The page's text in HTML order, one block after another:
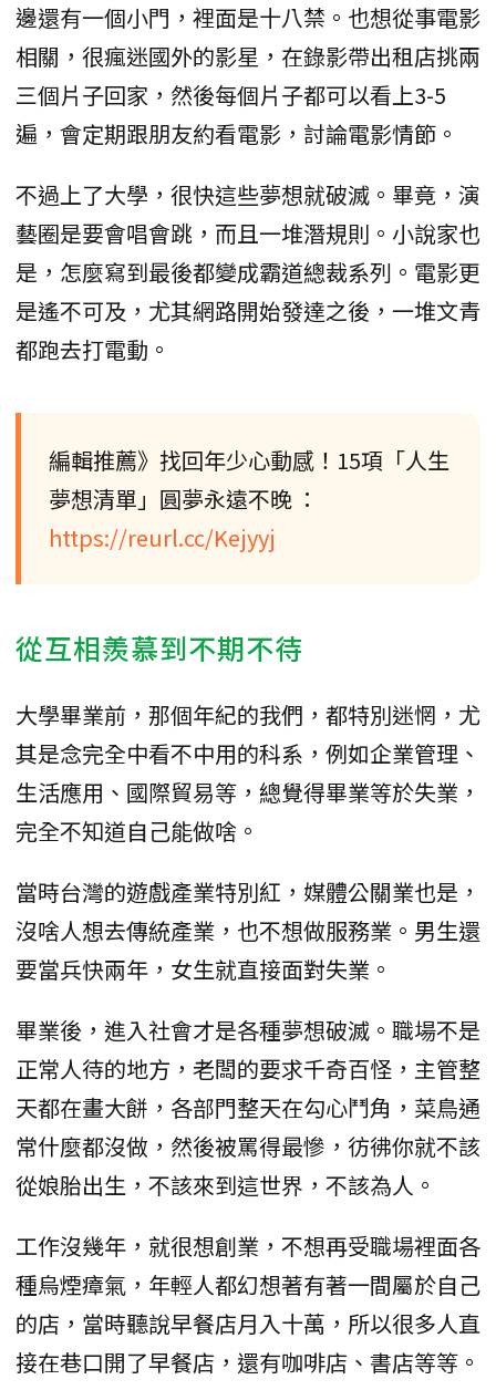
邊還有一個小門，裡面是十八禁。也想從事電影
相關，很瘋迷國外的影星，在錄影帶出租店挑兩
三個片子回家，然後每個片子都可以看上3-5
遍，會定期跟朋友約看電影，討論電影情節。
不過上了大學，很快這些夢想就破滅。畢竟，演
藝圈是要會唱會跳，而且一堆潛規則。小說家也
是，怎麼寫到最後都變成霸道總裁系列。電影更
是遙不可及，尤其網路開始發達之後，一堆文青
都跑去打電動。
編輯推薦》找回年少心動感！15項「人生
夢想清單」圓夢永遠不晚 ：
https://reurl.cc/Kejyyj
從互相羨慕到不期不待
大學畢業前，那個年紀的我們，都特別迷惘，尤
其是念完全中看不中用的科系，例如企業管理、
生活應用、國際貿易等，總覺得畢業等於失業，
完全不知道自己能做啥。
當時台灣的遊戲產業特別紅，媒體公關業也是，
沒啥人想去傳統產業，也不想做服務業。男生還
要當兵快兩年，女生就直接面對失業。
畢業後，進入社會才是各種夢想破滅。職場不是
正常人待的地方，老闆的要求千奇百怪，主管整
天都在畫大餅，各部門整天在勾心鬥角，菜鳥通
常什麼都沒做，然後被罵得最慘，彷彿你就不該
從娘胎出生，不該來到這世界，不該為人。
工作沒幾年，就很想創業，不想再受職場裡面各
種烏煙瘴氣，年輕人都幻想著有著一間屬於自己
的店，當時聽說早餐店月入十萬，所以很多人直
接在巷口開了早餐店，還有咖啡店、書店等等。